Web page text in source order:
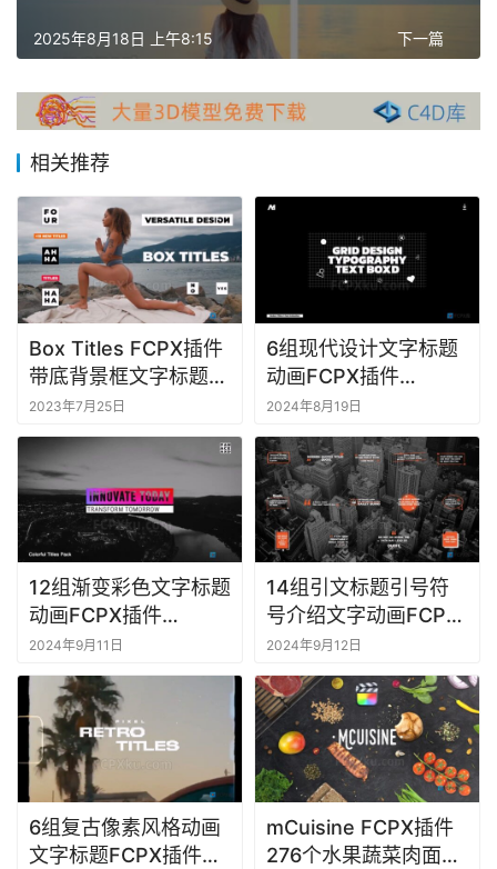
插
件
C
P
X
插
件
库
工
具
C
P
X
件
a
c
软
件
下一篇
2025年8月18日 上午8:15
相关推荐
Box Titles FCPX插件
带底背景框文字标题动
画
2023年7月25日
6组现代设计文字标题
动画FCPX插件
Modern Titles
2024年8月19日
12组渐变彩色文字标题
动画FCPX插件
Colorful Titles Pack
2024年9月11日
14组引文标题引号符
号介绍文字动画FCPX
插件Quotes Titles
2024年9月12日
6组复古像素风格动画
文字标题FCPX插件
mCuisine FCPX插件
276个水果蔬菜肉面包